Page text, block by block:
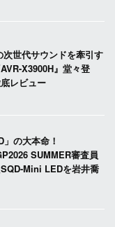
世代サウンドを牽引す
X3900H』堂々登
レビュー
の大本命！
SUMMER審査員
Mini LEDを岩井喬